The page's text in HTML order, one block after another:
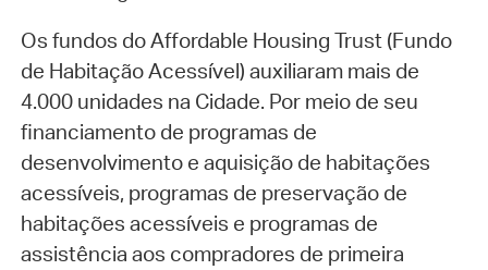
Os fundos do Affordable Housing Trust (Fundo
de Habitação Acessível) auxiliaram mais de
4.000 unidades na Cidade. Por meio de seu
financiamento de programas de
desenvolvimento e aquisição de habitações
acessíveis, programas de preservação de
habitações acessíveis e programas de
assistência aos compradores de primeira